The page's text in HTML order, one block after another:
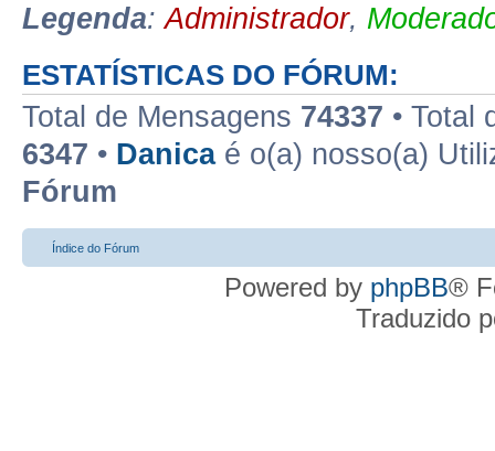
Legenda:Administrador,
ESTATÍSTICAS DO FÓRUM:
Total de Mensagens 74337 • Total
6347 • Danicaé o(a) nosso(a)
Fórum
Índice do Fórum
Powered by phpBB®
Traduzido